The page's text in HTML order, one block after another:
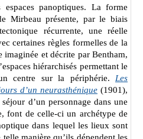
espaces panoptiques. La forme
Mirbeau présente, par le biais
récurrente, une réelle
certaines règles formelles de la
imaginée et décrite par Bentham,
hiérarchisés permettant le
centre sur la périphérie. Les
d’un neurasthénique (1901),
d’un personnage dans une
font de celle-ci un archétype de
dans lequel les lieux sont
telle manière qu’ils dépendent les